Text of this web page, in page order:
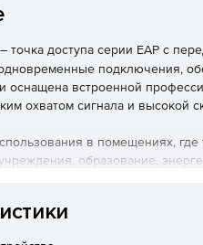
– точка доступа серии EAP с
подключения,
и оснащена встроенной
охватом сигнала и высокой
в помещениях, где
образование